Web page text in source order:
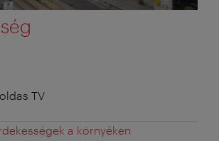
TV
a környéken